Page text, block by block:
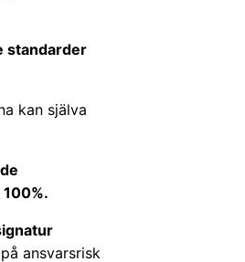
standarder
kan själva
ansvarsrisk